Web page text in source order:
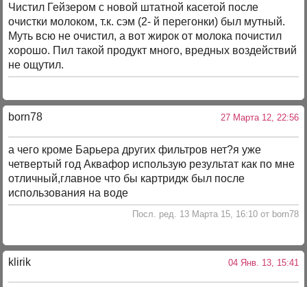
Чистил Гейзером с новой штатной касетой после
очистки молоком, т.к. сэм (2- й перегонки) был мутный.
Муть всю не очистил, а вот жирок от молока почистил
хорошо. Пил такой продукт много, вредных воздействий
не ощутил.
born78 27 Марта 12, 22:56
а чего кроме Барьера других фильтров нет?я уже
четвертый год Аквафор использую результат как по мне
отличный,главное что бы картридж был после
использования на воде
Посл. ред. 13 Марта 15, 16:10 от born78
klirik 04 Янв. 13, 15:41